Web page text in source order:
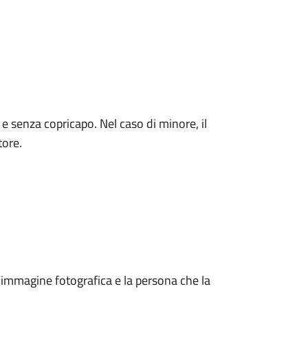
senza copricapo. Nel caso di minore, il
fotografica e la persona che la